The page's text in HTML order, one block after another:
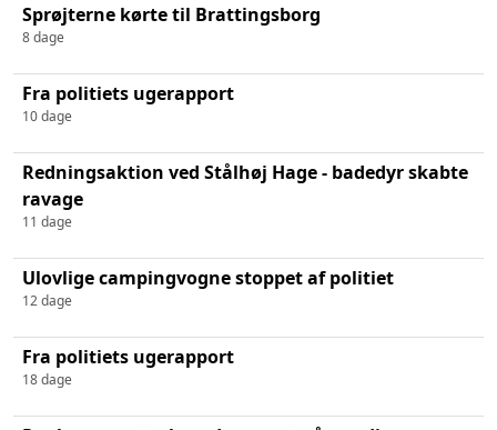
Sprøjterne kørte til Brattingsborg
8 dage
Fra politiets ugerapport
10 dage
Redningsaktion ved Stålhøj Hage - badedyr skabte
ravage
11 dage
Ulovlige campingvogne stoppet af politiet
12 dage
Fra politiets ugerapport
18 dage